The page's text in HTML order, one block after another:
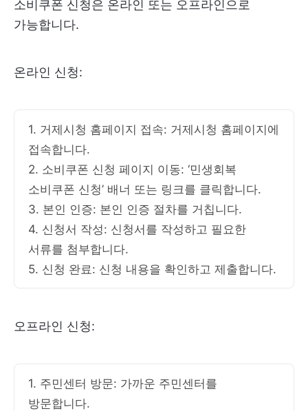
소비쿠폰 신청은 온라인 또는 오프라인으로
가능합니다.
온라인 신청:
1. 거제시청 홈페이지 접속: 거제시청 홈페이지에
접속합니다.
2. 소비쿠폰 신청 페이지 이동: ‘민생회복
소비쿠폰 신청’ 배너 또는 링크를 클릭합니다.
3. 본인 인증: 본인 인증 절차를 거칩니다.
4. 신청서 작성: 신청서를 작성하고 필요한
서류를 첨부합니다.
5. 신청 완료: 신청 내용을 확인하고 제출합니다.
오프라인 신청:
1. 주민센터 방문: 가까운 주민센터를
방문합니다.